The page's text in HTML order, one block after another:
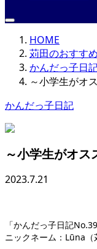
HOME
苅田のおすす
かんだっ子日
～小学生がオ
かんだっ子日記
～小学生がオス
2023.7.21
「かんだっ子日記No.39
ニックネーム：Lūna（